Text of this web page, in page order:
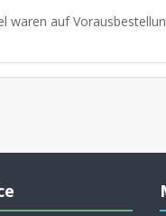
waren auf